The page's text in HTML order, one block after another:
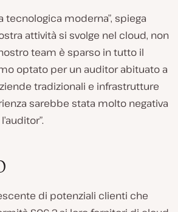
tecnologica moderna”, spiega
attività si svolge nel cloud, non
team è sparso in tutto il
optato per un auditor abituato a
tradizionali e infrastrutture
sarebbe stata molto negativa
di potenziali clienti che